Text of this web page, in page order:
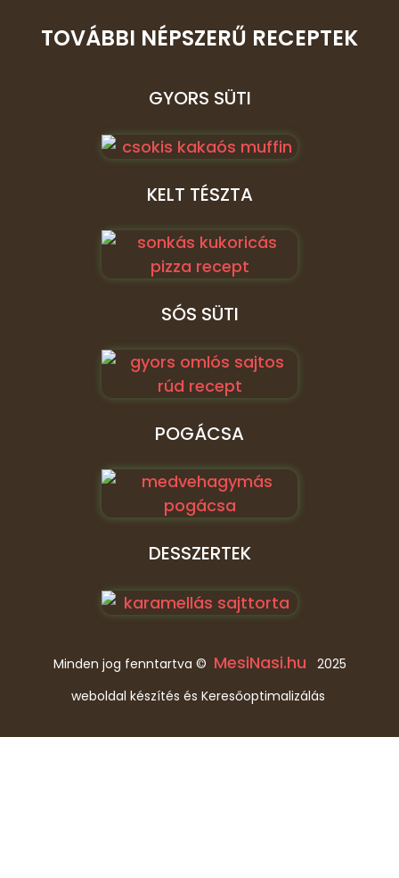
TOVÁBBI NÉPSZERŰ RECEPTEK
GYORS SÜTI
KELT TÉSZTA
SÓS SÜTI
POGÁCSA
DESSZERTEK
Minden jog fenntartva © MesiNasi.hu 2025
weboldal készítés és Keresőoptimalizálás